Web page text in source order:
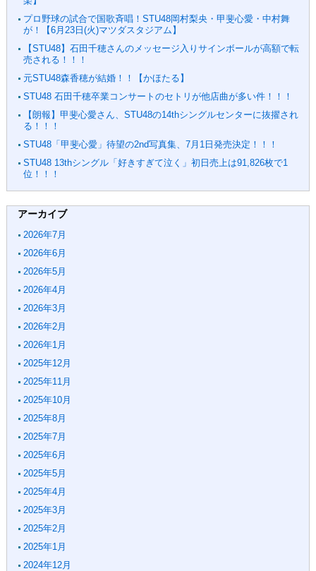
プロ野球の試合で国歌斉唱！STU48岡村梨央・甲斐心愛・中村舞
が！【6月23日(火)マツダスタジアム】
【STU48】石田千穂さんのメッセージ入りサインボールが高額で転
売される！！！
元STU48森香穂が結婚！！【かほたる】
STU48 石田千穂卒業コンサートのセトリが他店曲が多い件！！！
【朗報】甲斐心愛さん、STU48の14thシングルセンターに抜擢され
る！！！
STU48「甲斐心愛」待望の2nd写真集、7月1日発売決定！！！
STU48 13thシングル「好きすぎて泣く」初日売上は91,826枚で1
位！！！
アーカイブ
2026年7月
2026年6月
2026年5月
2026年4月
2026年3月
2026年2月
2026年1月
2025年12月
2025年11月
2025年10月
2025年8月
2025年7月
2025年6月
2025年5月
2025年4月
2025年3月
2025年2月
2025年1月
2024年12月